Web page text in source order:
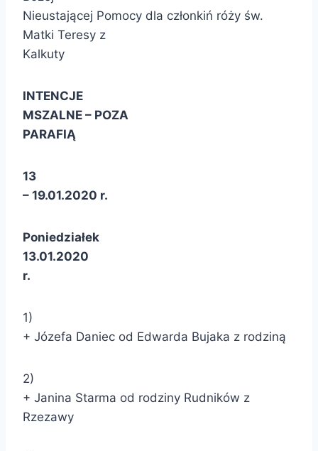
Nieustającej Pomocy dla członkiń róży św.
Matki Teresy z
Kalkuty
INTENCJE
MSZALNE – POZA
PARAFIĄ
13
– 19.01.2020 r.
Poniedziałek
13.01.2020
r.
1)
+ Józefa Daniec od Edwarda Bujaka z rodziną
2)
+ Janina Starma od rodziny Rudników z
Rzezawy